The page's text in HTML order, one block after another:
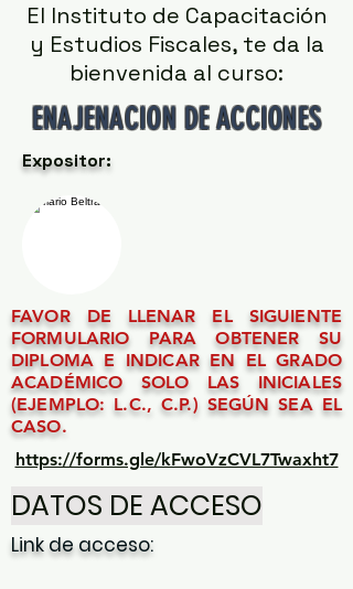
El Instituto de Capacitación
y Estudios Fiscales, te da la
bienvenida al curso:
ENAJENACION DE ACCIONES
Expositor:
FAVOR DE LLENAR EL SIGUIENTE
FORMULARIO PARA OBTENER SU
DIPLOMA E INDICAR EN EL GRADO
ACADÉMICO SOLO LAS INICIALES
(EJEMPLO: L.C., C.P.) SEGÚN SEA EL
CASO.
https://forms.gle/kFwoVzCVL7Twaxht7
DATOS DE ACCESO
Link de acceso: